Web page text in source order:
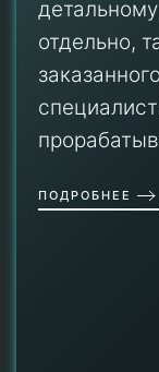
отдельно,
ПОДРОБНЕЕ